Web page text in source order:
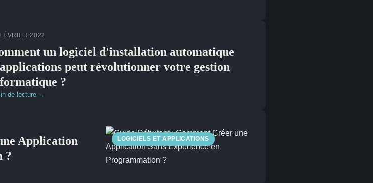
2022
un logiciel d'installation automatique
peut révolutionner votre gestion
?
de lecture →
LOGICIELS ET APPLICATIONS
Application
?